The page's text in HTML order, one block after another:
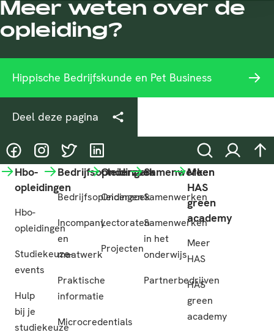
Meer weten over de
opleiding?
Hippische Bedrijfskunde en Pet Business
Deel deze pagina
@HASgreenacademy
@HASgreenacademy
@greenacademyHAS
@HASgreenacademy ZoekenInloggen
Hbo-
opleidingen
Hbo-
opleidingen
Studiekeuze-
events
Hulp
bij je
studiekeuze
Bedrijfsopleidingen
Bedrijfsopleidingen
Incompany
en
maatwerk
Praktische
informatie
Microcredentials
Onderzoek
Onderzoek
Lectoraten
Projecten
Samenwerken
Samenwerken
Samenwerken
in het
onderwijs
Partnerbedrijven
Meer
HAS
green
academy
Meer
HAS
HAS
green
academy